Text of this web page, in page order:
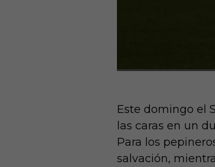
Este domingo el
las caras en un
Para los
salvación,